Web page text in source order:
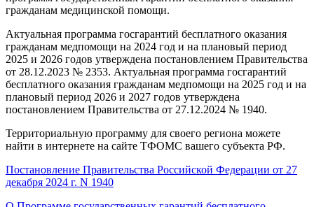
гражданам медицинской помощи.
Актуальная программа госгарантий бесплатного оказания
гражданам медпомощи на 2024 год и на плановый период
2025 и 2026 годов утверждена постановлением Правительства
от 28.12.2023 № 2353. Актуальная программа госгарантий
бесплатного оказания гражданам медпомощи на 2025 год и на
плановый период 2026 и 2027 годов утверждена
постановлением Правительства от 27.12.2024 № 1940.
Территориальную программу для своего региона можете
найти в интернете на сайте ТФОМС вашего субъекта РФ.
Постановление Правительства Российской Федерации от 27
декабря 2024 г. N 1940